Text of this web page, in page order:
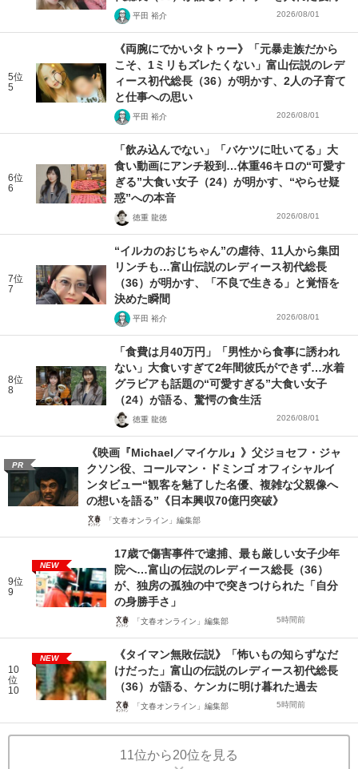
平田 裕介 2026/08/01
5位
5
《両腕にでかいタトゥー》「元暴走族だから
こそ、1ミリもズレたくない」富山伝説のレデ
ィース初代総長（36）が明かす、2人の子育て
と仕事への思い
平田 裕介 2026/08/01
6位
6
「飲み込んでない」「バケツに吐いてる」大
食い動画にアンチ殺到…体重46キロの“可愛す
ぎる”大食い女子（24）が明かす、“やらせ疑
惑”への本音
徳重 龍徳 2026/08/01
7位
7
“イルカのおじちゃん”の虐待、11人から集団
リンチも…富山伝説のレディース初代総長
（36）が明かす、「不良で生きる」と覚悟を
決めた瞬間
平田 裕介 2026/08/01
8位
8
「食費は月40万円」「男性から食事に誘われ
ない」大食いすぎて2年間彼氏ができず…水着
グラビアも話題の“可愛すぎる”大食い女子
（24）が語る、驚愕の食生活
徳重 龍徳 2026/08/01
PR
《映画『Michael／マイケル』》父ジョセフ・ジャ
クソン役、コールマン・ドミンゴ オフィシャルイ
ンタビュー“観客を魅了した名優、複雑な父親像へ
の想いを語る”《日本興収70億円突破》
「文春オンライン」編集部
9位
9
NEW
17歳で傷害事件で逮捕、最も厳しい女子少年
院へ…富山の伝説のレディース総長（36）
が、独房の孤独の中で突きつけられた「自分
の身勝手さ」
「文春オンライン」編集部 5時間前
10
位
10
NEW
《タイマン無敗伝説》「怖いもの知らずなだ
けだった」富山の伝説のレディース初代総長
（36）が語る、ケンカに明け暮れた過去
「文春オンライン」編集部 5時間前
11位から20位を見る